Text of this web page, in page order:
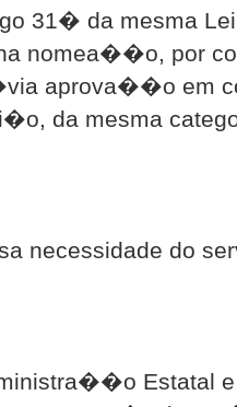
31� da mesma
nomea��o, por
aprova��o em
da mesma
necessidade do
Estatal